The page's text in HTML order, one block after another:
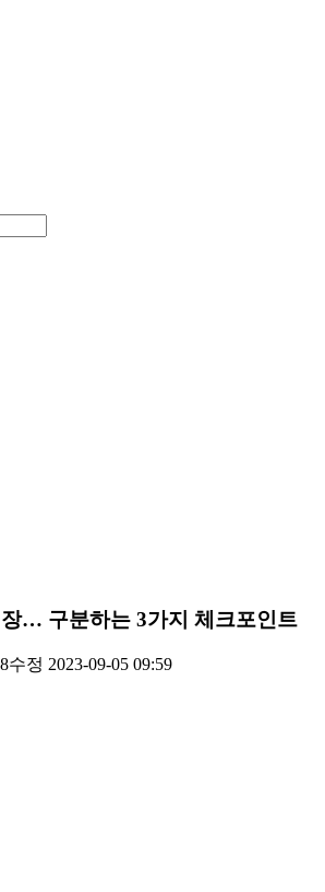
… 구분하는 3가지 체크포인트
수정 2023-09-05 09:59